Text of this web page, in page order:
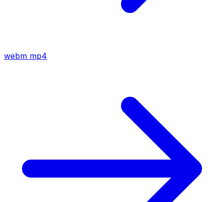
webm mp4